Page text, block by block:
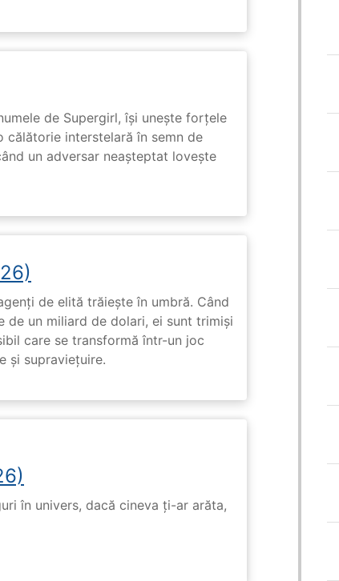
de Supergirl, își unește forțele
interstelară în semn de
un adversar neașteptat lovește
de elită trăiește în umbră. Când
de un miliard de dolari, ei sunt trimiși
care se transformă într-un joc
și supraviețuire.
în univers, dacă cineva ți-ar arăta,